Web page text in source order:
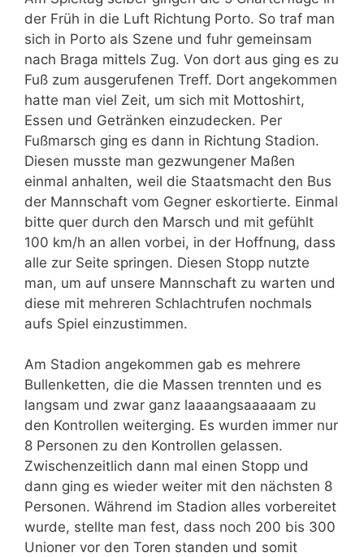
der Früh in die Luft Richtung Porto. So traf man
sich in Porto als Szene und fuhr gemeinsam
nach Braga mittels Zug. Von dort aus ging es zu
Fuß zum ausgerufenen Treff. Dort angekommen
hatte man viel Zeit, um sich mit Mottoshirt,
Essen und Getränken einzudecken. Per
Fußmarsch ging es dann in Richtung Stadion.
Diesen musste man gezwungener Maßen
einmal anhalten, weil die Staatsmacht den Bus
der Mannschaft vom Gegner eskortierte. Einmal
bitte quer durch den Marsch und mit gefühlt
100 km/h an allen vorbei, in der Hoffnung, dass
alle zur Seite springen. Diesen Stopp nutzte
man, um auf unsere Mannschaft zu warten und
diese mit mehreren Schlachtrufen nochmals
aufs Spiel einzustimmen.
Am Stadion angekommen gab es mehrere
Bullenketten, die die Massen trennten und es
langsam und zwar ganz laaaangsaaaaam zu
den Kontrollen weiterging. Es wurden immer nur
8 Personen zu den Kontrollen gelassen.
Zwischenzeitlich dann mal einen Stopp und
dann ging es wieder weiter mit den nächsten 8
Personen. Während im Stadion alles vorbereitet
wurde, stellte man fest, dass noch 200 bis 300
Unioner vor den Toren standen und somit